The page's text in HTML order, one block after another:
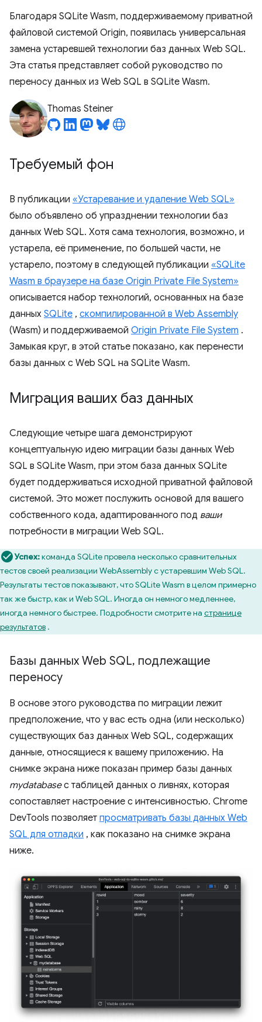
Благодаря SQLite Wasm, поддерживаемому приватной
файловой системой Origin, появилась универсальная
замена устаревшей технологии баз данных Web SQL.
Эта статья представляет собой руководство по
переносу данных из Web SQL в SQLite Wasm.
Thomas Steiner
Требуемый фон
В публикации «Устаревание и удаление Web SQL»
было объявлено об упразднении технологии баз
данных Web SQL. Хотя сама технология, возможно, и
устарела, её применение, по большей части, не
устарело, поэтому в следующей публикации «SQLite
Wasm в браузере на базе Origin Private File System»
описывается набор технологий, основанных на базе
данных SQLite , скомпилированной в Web Assembly
(Wasm) и поддерживаемой Origin Private File System .
Замыкая круг, в этой статье показано, как перенести
базы данных с Web SQL на SQLite Wasm.
Миграция ваших баз данных
Следующие четыре шага демонстрируют
концептуальную идею миграции базы данных Web
SQL в SQLite Wasm, при этом база данных SQLite
будет поддерживаться исходной приватной файловой
системой. Это может послужить основой для вашего
собственного кода, адаптированного под ваши
потребности в миграции Web SQL.
Успех:команда SQLite провела несколько сравнительных
тестов своей реализации WebAssembly с устаревшим Web SQL.
Результаты тестов показывают, что SQLite Wasm в целом примерно
так же быстр, как и Web SQL. Иногда он немного медленнее,
иногда немного быстрее. Подробности смотрите на странице
результатов .
Базы данных Web SQL, подлежащие
переносу
В основе этого руководства по миграции лежит
предположение, что у вас есть одна (или несколько)
существующих баз данных Web SQL, содержащих
данные, относящиеся к вашему приложению. На
снимке экрана ниже показан пример базы данных
mydatabaseс таблицей данных о ливнях, которая
сопоставляет настроение с интенсивностью. Chrome
DevTools позволяет просматривать базы данных Web
SQL для отладки , как показано на снимке экрана
ниже.